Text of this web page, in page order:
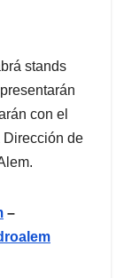
stands
con el
Dirección de
–